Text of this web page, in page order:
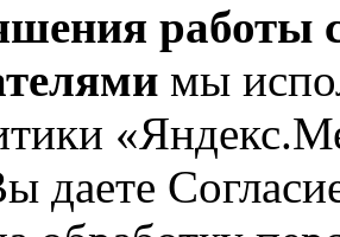
работы
мы
даете